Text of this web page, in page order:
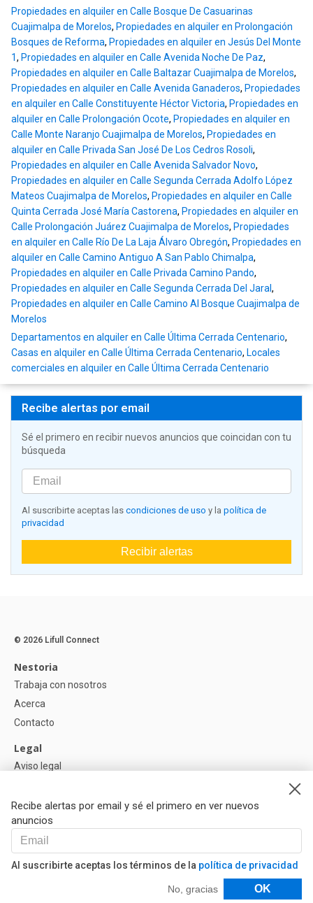
Propiedades en alquiler en Calle Bosque De Casuarinas
Cuajimalpa de Morelos, Propiedades en alquiler en Prolongación
Bosques de Reforma, Propiedades en alquiler en Jesús Del Monte
1, Propiedades en alquiler en Calle Avenida Noche De Paz,
Propiedades en alquiler en Calle Baltazar Cuajimalpa de Morelos,
Propiedades en alquiler en Calle Avenida Ganaderos, Propiedades
en alquiler en Calle Constituyente Héctor Victoria, Propiedades en
alquiler en Calle Prolongación Ocote, Propiedades en alquiler en
Calle Monte Naranjo Cuajimalpa de Morelos, Propiedades en
alquiler en Calle Privada San José De Los Cedros Rosoli,
Propiedades en alquiler en Calle Avenida Salvador Novo,
Propiedades en alquiler en Calle Segunda Cerrada Adolfo López
Mateos Cuajimalpa de Morelos, Propiedades en alquiler en Calle
Quinta Cerrada José María Castorena, Propiedades en alquiler en
Calle Prolongación Juárez Cuajimalpa de Morelos, Propiedades
en alquiler en Calle Río De La Laja Álvaro Obregón, Propiedades en
alquiler en Calle Camino Antiguo A San Pablo Chimalpa,
Propiedades en alquiler en Calle Privada Camino Pando,
Propiedades en alquiler en Calle Segunda Cerrada Del Jaral,
Propiedades en alquiler en Calle Camino Al Bosque Cuajimalpa de
Morelos
Departamentos en alquiler en Calle Última Cerrada Centenario,
Casas en alquiler en Calle Última Cerrada Centenario, Locales
comerciales en alquiler en Calle Última Cerrada Centenario
Recibe alertas por email
Sé el primero en recibir nuevos anuncios que coincidan con tu
búsqueda
Al suscribirte aceptas las condiciones de uso y la política de
privacidad
Recibir alertas
Recibe alertas por email y sé el primero en ver nuevos
anuncios
Al suscribirte aceptas los términos de la política de privacidad
No, gracias OK
Filtros
© 2026 Lifull Connect
Nestoria
Trabaja con nosotros
Acerca
Contacto
Legal
Aviso legal
Política de Cookies
Ayuda
Preguntas
Nuestros Partners